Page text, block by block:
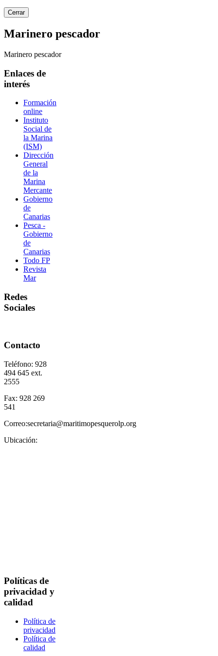
Cerrar
Marinero pescador
Marinero pescador
Enlaces de
interés
Formación
online
Instituto
Social de
la Marina
(ISM)
Dirección
General
de la
Marina
Mercante
Gobierno
de
Canarias
Pesca -
Gobierno
de
Canarias
Todo FP
Revista
Mar
Redes
Sociales
Contacto
Teléfono: 928
494 645 ext.
2555
Fax: 928 269
541
Correo:secretaria@maritimopesquerolp.org
Ubicación:
Políticas de
privacidad y
calidad
Política de
privacidad
Política de
calidad